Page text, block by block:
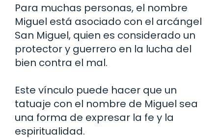
Para muchas personas, el nombre
Miguel está asociado con el arcángel
San Miguel, quien es considerado un
protector y guerrero en la lucha del
bien contra el mal.
Este vínculo puede hacer que un
tatuaje con el nombre de Miguel sea
una forma de expresar la fe y la
espiritualidad.